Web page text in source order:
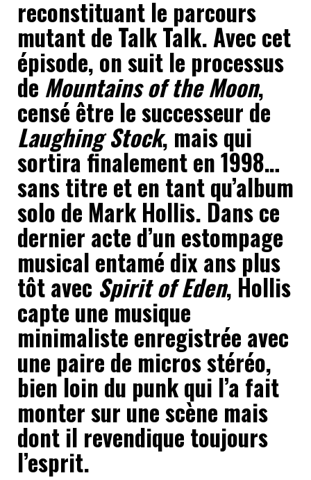
reconstituant le parcours
mutant de Talk Talk. Avec cet
épisode, on suit le processus
de Mountains of the Moon,
censé être le successeur de
Laughing Stock, mais qui
sortira finalement en 1998…
sans titre et en tant qu’album
solo de Mark Hollis. Dans ce
dernier acte d’un estompage
musical entamé dix ans plus
tôt avec Spirit of Eden, Hollis
capte une musique
minimaliste enregistrée avec
une paire de micros stéréo,
bien loin du punk qui l’a fait
monter sur une scène mais
dont il revendique toujours
l’esprit.